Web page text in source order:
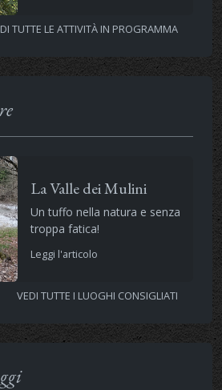
TUTTE LE ATTIVITÀ IN PROGRAMMA
La Valle dei Mulini
Un tuffo nella natura e senza
troppa fatica!
Leggi l'articolo
VEDI TUTTE I LUOGHI CONSIGLIATI